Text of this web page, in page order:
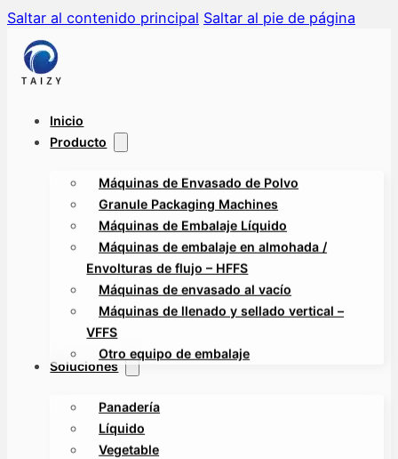
Saltar al contenido principal Saltar al pie de página
Inicio
Producto
Máquinas de Envasado de Polvo
Granule Packaging Machines
Máquinas de Embalaje Líquido
Máquinas de embalaje en almohada /
Envolturas de flujo – HFFS
Máquinas de envasado al vacío
Máquinas de llenado y sellado vertical –
VFFS
Otro equipo de embalaje
Soluciones
Panadería
Líquido
Vegetable